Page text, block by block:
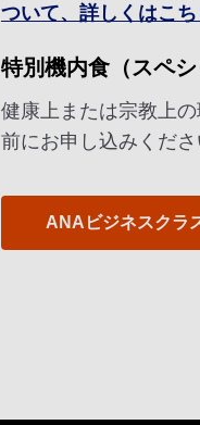
ついて、詳しくはこち
特別機内食（スペシ
健康上または宗教上
前にお申し込みくださ
ANAビジネスクラ